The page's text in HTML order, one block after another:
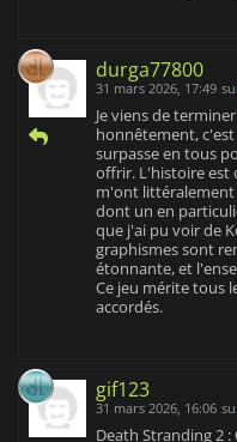
durga77800
31 mars 2026, 17:49
Je viens de
honnêtement,
surpasse en tous
offrir. L'histoire est
m'ont littéralement
dont un en
que j'ai pu voir de
graphismes sont
étonnante, et
Ce jeu mérite tous
accordés.
gif123
31 mars 2026, 16:06
Death Stranding 2 :